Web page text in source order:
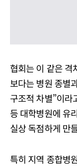
협회는 이 같은 격
보다는 병원 종별
구조적 차별”이라
등 대학병원에 유
실상 독점하게 만
특히 지역 종합병